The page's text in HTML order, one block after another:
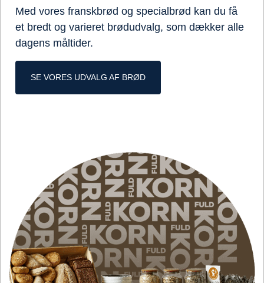
Med vores franskbrød og specialbrød kan du få
et bredt og varieret brødudvalg, som dækker alle
dagens måltider.
SE VORES UDVALG AF BRØD